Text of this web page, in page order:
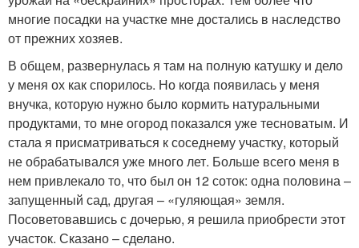
многие посадки на участке мне достались в наследство
от прежних хозяев.
В общем, развернулась я там на полную катушку и дело
у меня ох как спорилось. Но когда появилась у меня
внучка, которую нужно было кормить натуральными
продуктами, то мне огород показался уже тесноватым. И
стала я присматриваться к соседнему участку, который
не обрабатывался уже много лет. Больше всего меня в
нем привлекало то, что был он 12 соток: одна половина –
запущенный сад, другая – «гуляющая» земля.
Посоветовавшись с дочерью, я решила приобрести этот
участок. Сказано – сделано.